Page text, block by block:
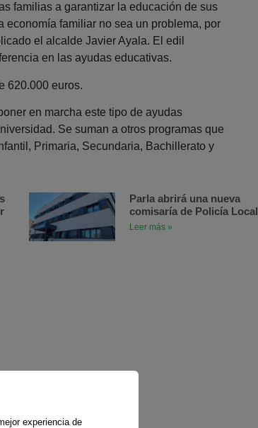
experiencia de
familias a garantizar la educación de sus
familiar no sea un problema, por
el alcalde Javier Ayala. El edil
en las ayudas educativas.
620.000 euros.
en marcha este tipo de ayudas
Se suman a otros programas que
Primaria, Secundaria, Bachillerato y
Parla abrirá una nueva
comisaría de Policía Local
Leer más »